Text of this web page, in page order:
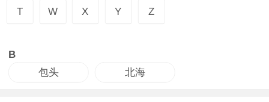
T W X Y Z
B
包头 北海